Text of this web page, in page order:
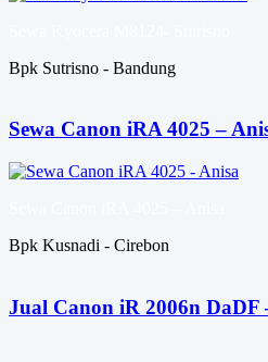
Bpk Sutrisno - Bandung
Sewa Canon iRA 4025 –
Bpk Kusnadi - Cirebon
Jual Canon iR 2006n DaDF